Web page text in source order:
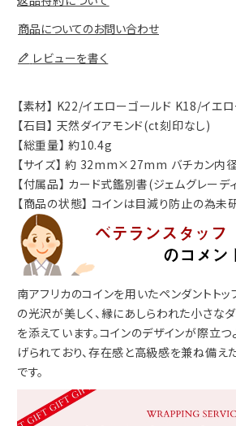
商品についてのお問い合わせ
レビューを書く
【素材】 K22/イエローゴールド K18/イエ
【石目】 天然ダイアモンド(ct刻印なし)
【総重量】 約10.4g
【サイズ】 約 32mm×27mm バチカン
【付属品】 カード式鑑別書(ジェムグレーデ
【商品の状態】 コインは目減り防止の為
南アフリカのコインを用いたペンダントトッ
の光沢が美しく、縁にあしらわれた小さな
を添えています。コインのデザインが際立
げられており、存在感と高級感を兼ね備
です。